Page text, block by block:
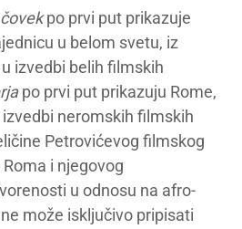
po prvi put prikazuje
u belom svetu, iz
izvedbi belih filmskih
po prvi put prikazuju Rome,
neromskih filmskih
Petrovićevog filmskog
i njegovog
u odnosu na afro-
može isključivo pripisati